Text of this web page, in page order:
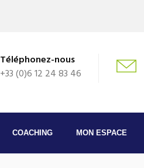
Téléphonez-nous
+33 (0)6 12 24 83 46
COACHING MON ESPACE